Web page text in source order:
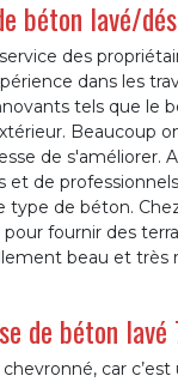
béton lavé/
des
dans les
tels que le
Beaucoup
de s'améliorer.
et de
de béton.
fournir des
beau et très
de béton
car c’est